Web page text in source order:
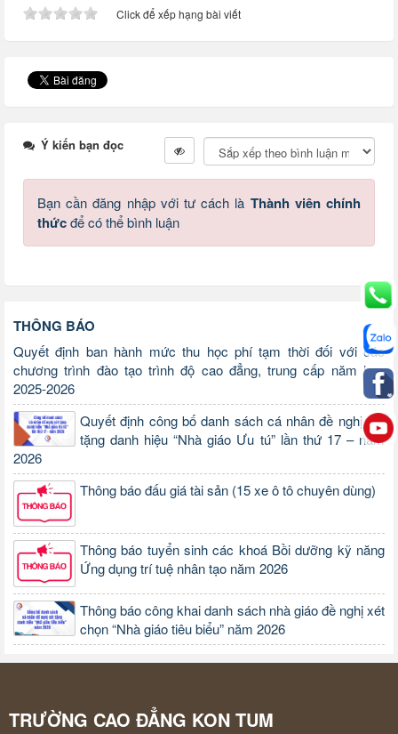
Click để xếp hạng bài viết
Ý kiến bạn đọc
Bạn cần đăng nhập với tư cách là Thành viên chính
thứcđể có thể bình luận
THÔNG BÁO
Quyết định ban hành mức thu học phí tạm thời đối với các
chương trình đào tạo trình độ cao đẳng, trung cấp năm học
2025-2026
Quyết định công bố danh sách cá nhân đề nghị xét
tặng danh hiệu “Nhà giáo Ưu tú” lần thứ 17 – năm
2026
Thông báo đấu giá tài sản (15 xe ô tô chuyên dùng)
Thông báo tuyển sinh các khoá Bồi dưỡng kỹ năng
Ứng dụng trí tuệ nhân tạo năm 2026
Thông báo công khai danh sách nhà giáo đề nghị xét
chọn “Nhà giáo tiêu biểu” năm 2026
TRƯỜNG CAO ĐẲNG KON TUM